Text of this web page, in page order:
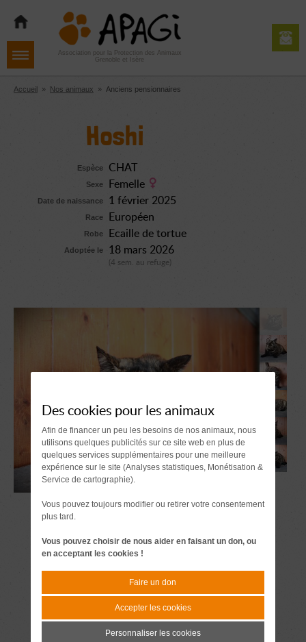
navigation
contenu
Aller
pied
de
Association pour la Protection des Animaux
Grenoble et Isère
Accueil » Nos animaux » Anciens pensionnaires
Hoshi
Espèce CHAT
Sexe Femelle
Date de naissance 1 février 2025
Race Européen
Robe Ecaille de tortue
Adoptée le 18 mars 2026
(4 sem. au refuge)
Des cookies pour les animaux
Afin de financer un peu les besoins de nos animaux, nous
utilisons quelques publicités sur ce site web en plus de
quelques services supplémentaires pour une meilleure
expérience sur le site (Analyses statistiques, Monétisation &
Service de cartographie).
Vous pouvez toujours modifier ou retirer votre consentement
plus tard.
Vous pouvez choisir de nous aider en faisant un don, ou
en acceptant les cookies !
Faire un don
Accepter les cookies
Personnaliser les cookies